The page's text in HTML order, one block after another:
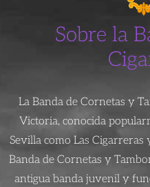
Sobre la
La Banda de Cornetas y
Victoria, conocida
Sevilla como Las
Banda de Cornetas y
antigua banda juvenil y